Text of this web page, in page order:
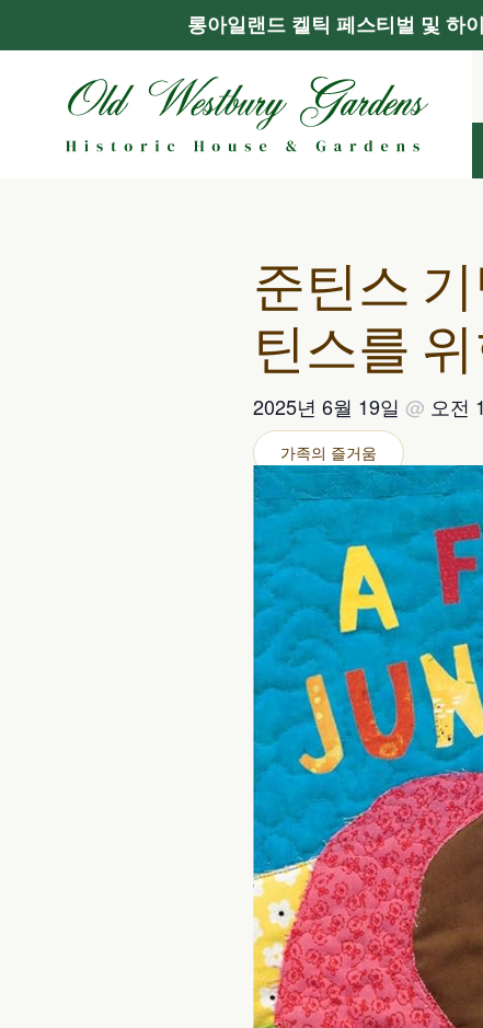
준틴스
틴스를
2025년 6월 19일 @ 오전
가족의 즐거움
롱아일랜드 켈틱 페스티벌 및 하